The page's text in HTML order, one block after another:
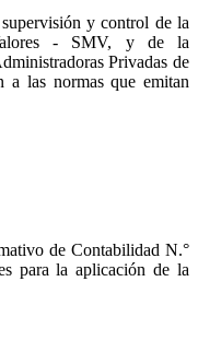
y control de la
- SMV, y de la
Privadas de
a las normas que emitan
de Contabilidad N.°
para la aplicación de la